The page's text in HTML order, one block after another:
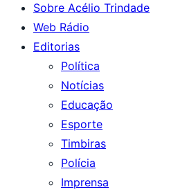
Sobre Acélio Trindade
Web Rádio
Editorias
Política
Notícias
Educação
Esporte
Timbiras
Polícia
Imprensa